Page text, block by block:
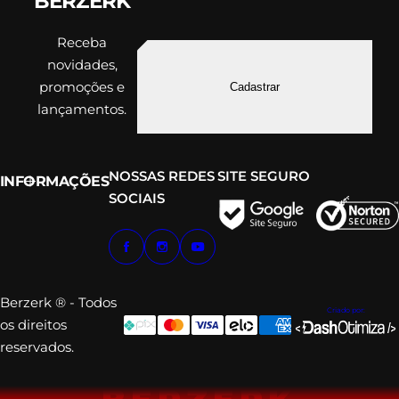
Receba
novidades,
promoções e
lançamentos.
Cadastrar
INFORMAÇÕESNOSSAS REDES
SOCIAIS
SITE SEGURO
Berzerk ® - Todos
os direitos
reservados.
Criado por: